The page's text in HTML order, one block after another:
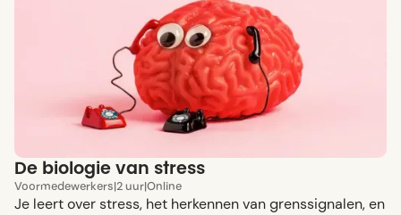
De biologie van stress
Voormedewerkers|2 uur|Online
Je leert over stress, het herkennen van grenssignalen, en